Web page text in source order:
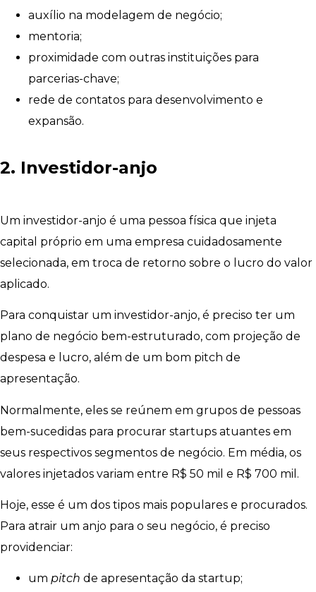
auxílio na modelagem de negócio;
mentoria;
proximidade com outras instituições para
parcerias-chave;
rede de contatos para desenvolvimento e
expansão.
2. Investidor-anjo
Um investidor-anjo é uma pessoa física que injeta
capital próprio em uma empresa cuidadosamente
selecionada, em troca de retorno sobre o lucro do valor
aplicado.
Para conquistar um investidor-anjo, é preciso ter um
plano de negócio bem-estruturado, com projeção de
despesa e lucro, além de um bom pitch de
apresentação.
Normalmente, eles se reúnem em grupos de pessoas
bem-sucedidas para procurar startups atuantes em
seus respectivos segmentos de negócio. Em média, os
valores injetados variam entre R$ 50 mil e R$ 700 mil.
Hoje, esse é um dos tipos mais populares e procurados.
Para atrair um anjo para o seu negócio, é preciso
providenciar:
um pitch de apresentação da startup;